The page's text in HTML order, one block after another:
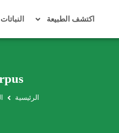
اكتشف الطبيعة النباتات
الرئيسية